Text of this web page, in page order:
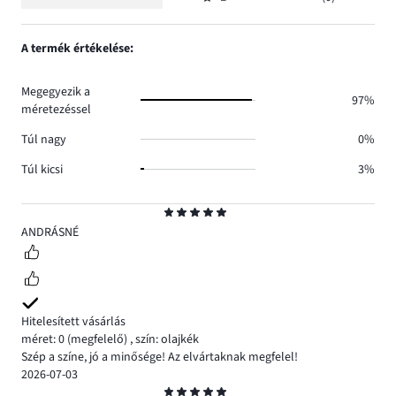
5
ANDRÁSNÉ
Hitelesített vásárlás
méret: 0 (megfelelő) ,szín: olajkék
Szép a színe, jó a minősége! Az elvártaknak megfelel!
2026-07-03
Osztályzat
1,
A termék értékelése:
Megegyezik a
méretezéssel
97%
Túl nagy
0%
Túl kicsi
3%